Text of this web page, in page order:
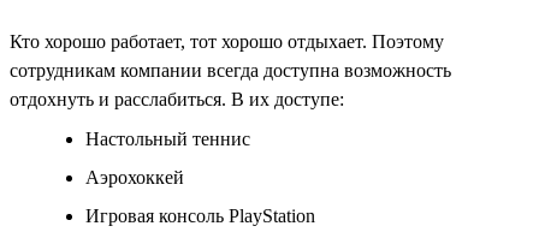
Кто хорошо работает, тот хорошо отдыхает. Поэтому
сотрудникам компании всегда доступна возможность
отдохнуть и расслабиться. В их доступе:
Настольный теннис
Аэрохоккей
Игровая консоль PlayStation